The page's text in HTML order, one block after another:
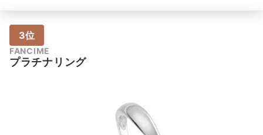
3位
FANCIME
プラチナリング